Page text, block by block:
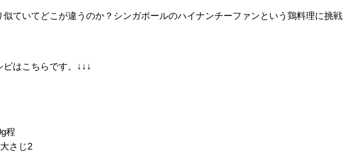
似ていてどこが違うのか？シンガポールのハイナンチーファンという鶏料理に挑戦
はこちらです。↓↓↓
程
さじ2